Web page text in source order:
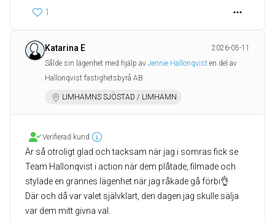
1
Katarina E
2026-05-11
Sålde sin lägenhet med hjälp av Jennie Hallonqvist en del av
Hallonqvist fastighetsbyrå AB
LIMHAMNS SJÖSTAD / LIMHAMN
Verifierad kund
Är så otroligt glad och tacksam när jag i somras fick se
Team Hallonqvist i action när dem plåtade, filmade och
stylade en grannes lägenhet när jag råkade gå förbi👌
Där och då var valet självklart, den dagen jag skulle sälja
var dem mitt givna val.